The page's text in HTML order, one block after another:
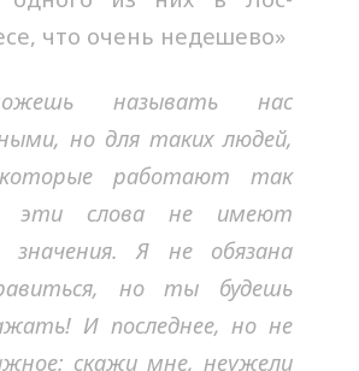
что очень недешево»
называть нас
но для таких людей,
работают так
эти слова не имеют
значения. Я не обязана
но ты будешь
И последнее, но не
скажи мне, неужели